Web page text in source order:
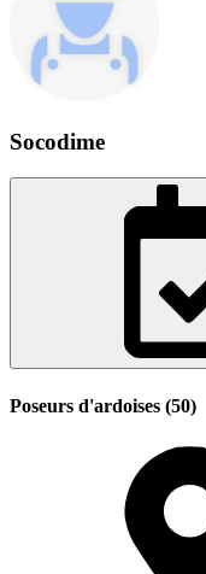
Socodime
Poseurs d'ardoises (50)